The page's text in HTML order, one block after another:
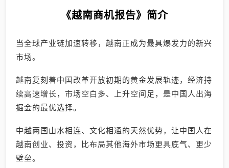
《越南商机报告》简介
当全球产业链加速转移，越南正成为最具爆发力的新兴
市场。
越南复刻着中国改革开放初期的黄金发展轨迹，经济持
续高速增长，市场空白多、上升空间足，是中国人出海
掘金的最优选择。
中越两国山水相连、文化相通的天然优势，让中国人在
越南创业、投资，比布局其他海外市场更具底气、更少
壁垒。